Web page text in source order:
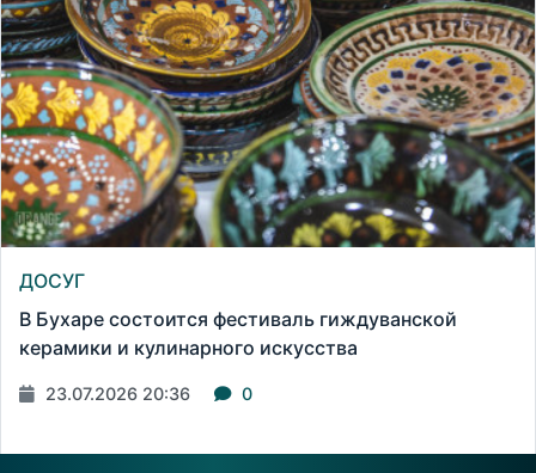
ДОСУГ
В Бухаре состоится фестиваль гиждуванской
керамики и кулинарного искусства
23.07.2026 20:36 0